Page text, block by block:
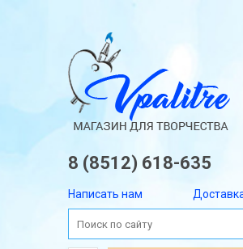
8 (8512) 618-635
Написать нам